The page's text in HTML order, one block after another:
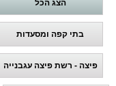
הצג הכל
בתי קפה ומסעדות
פיצה - רשת פיצה עגבנייה